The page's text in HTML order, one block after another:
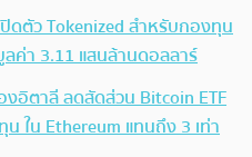
ปิดตัว Tokenized สำหรับกองทุน
ลค่า 3.11 แสนล้านดอลลาร์
อิตาลี ลดสัดส่วน Bitcoin ETF
ใน Ethereum แทนถึง 3 เท่า